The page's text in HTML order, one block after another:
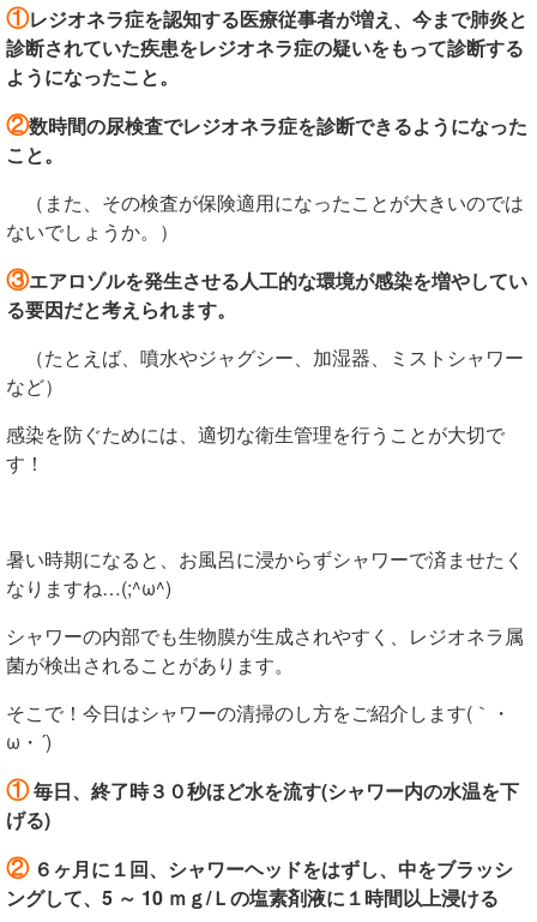
①レジオネラ症を認知する医療従事者が増え、今まで肺炎と
診断されていた疾患をレジオネラ症の疑いをもって診断する
ようになったこと。
②数時間の尿検査でレジオネラ症を診断できるようになった
こと。
（また、その検査が保険適用になったことが大きいのでは
ないでしょうか。）
③エアロゾルを発生させる人工的な環境が感染を増やしてい
る要因だと考えられます。
（たとえば、噴水やジャグシー、加湿器、ミストシャワー
など）
感染を防ぐためには、適切な衛生管理を行うことが大切で
す！
暑い時期になると、お風呂に浸からずシャワーで済ませたく
なりますね…(;^ω^)
シャワーの内部でも生物膜が生成されやすく、レジオネラ属
菌が検出されることがあります。
そこで！今日はシャワーの清掃のし方をご紹介します(｀・
ω・´)
①毎日、終了時３０秒ほど水を流す(シャワー内の水温を下
げる)
②６ヶ月に１回、シャワーヘッドをはずし、中をブラッシ
ングして、5 ～ 10 ｍｇ/Ｌの塩素剤液に１時間以上浸ける